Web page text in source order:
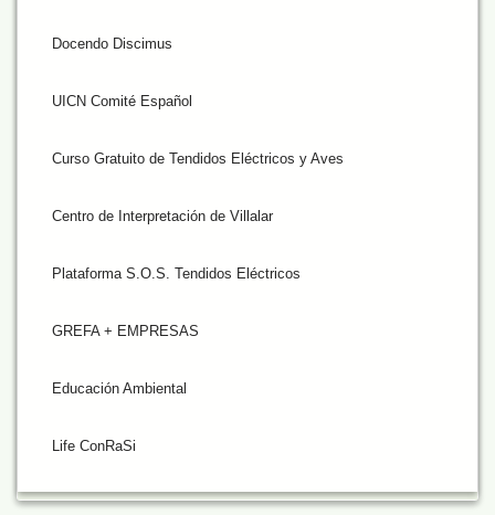
Docendo Discimus
UICN Comité Español
Curso Gratuito de Tendidos Eléctricos y Aves
Centro de Interpretación de Villalar
Plataforma S.O.S. Tendidos Eléctricos
GREFA + EMPRESAS
Educación Ambiental
Life ConRaSi